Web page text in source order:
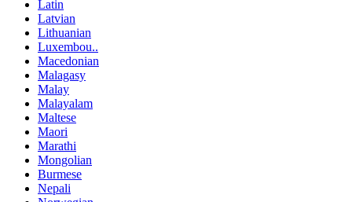
Latin
Latvian
Lithuanian
Luxembou..
Macedonian
Malagasy
Malay
Malayalam
Maltese
Maori
Marathi
Mongolian
Burmese
Nepali